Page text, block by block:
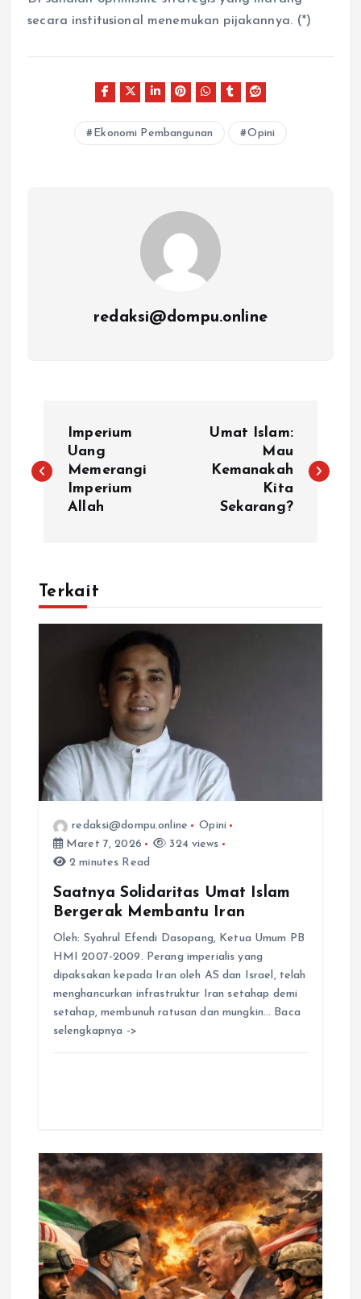
secara institusional menemukan pijakannya. (*)
Ekonomi Pembangunan Opini
redaksi@dompu.online
a
g
a
o
Imperium
Uang
Memerangi
Imperium
Allah
Umat Islam:
Mau
Kemanakah
Kita
Sekarang?
Terkait
redaksi@dompu.online
Opini
Maret 7, 2026
324 views
2 minutes Read
Saatnya Solidaritas Umat Islam
Bergerak Membantu Iran
Oleh: Syahrul Efendi Dasopang, Ketua Umum PB
HMI 2007-2009. Perang imperialis yang
dipaksakan kepada Iran oleh AS dan Israel, telah
menghancurkan infrastruktur Iran setahap demi
setahap, membunuh ratusan dan mungkin… Baca
selengkapnya ->